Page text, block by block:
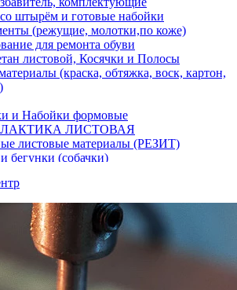
штырём и готовые набойки
(режущие, молотки,по коже)
для ремонта обуви
листовой, Косячки и Полосы
(краска, обтяжка, воск, картон,
и Набойки формовые
ЛИСТОВАЯ
листовые материалы (РЕЗИТ)
бегунки (собачки)
шило,крючки.
для обуви
ремня